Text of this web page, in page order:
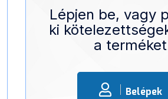
Lépjen be, vagy
ki
a
Belépek